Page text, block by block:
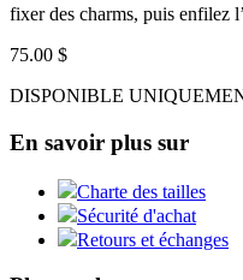
fixer des charms, puis enfilez
75.00 $
DISPONIBLE
En savoir plus sur
Charte des tailles
Sécurité d'achat
Retours et échanges